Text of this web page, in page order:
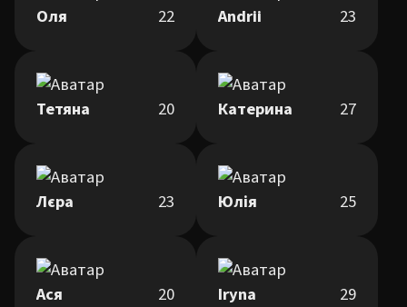
Оля 22 Andrii 23
Тетяна 20 Катерина 27
Лєра 23 Юлія 25
Ася 20 Iryna 29